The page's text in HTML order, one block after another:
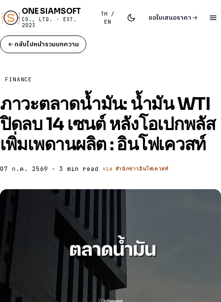
ONE SIAMSOFT
CO., LTD. · EST.
2023
TH /
EN
ขอใบเสนอราคา
กลับไปหน้ารวมบทความ
FINANCE
ภาวะตลาดน้ำมัน: น้ำมัน WTI
ปิดลบ 14 เซนต์ หลังโอเปกพลัส
เพิ่มเพดานผลิต : อินโฟเควสท์
07 ก.ค. 2569 · 3 min read viaสำนักข่าวอินโฟเควสท์